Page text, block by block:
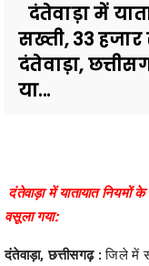
दंतेवाड़ा में
सख्ती, 33
दंतेवाड़ा,
या...
दंतेवाड़ा में यातायात
वसूला गया:
दंतेवाड़ा, छत्तीसगढ़ :जिले में